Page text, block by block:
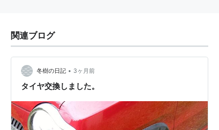
関連ブログ
冬樹の日記 • 3ヶ月前
タイヤ交換しました。